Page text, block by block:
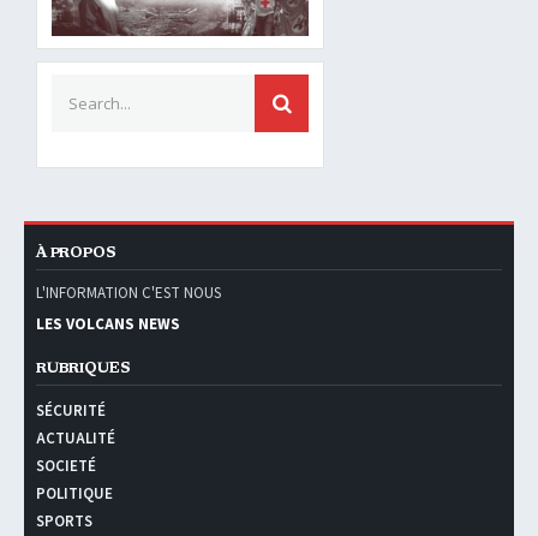
À PROPOS
L'INFORMATION C'EST NOUS
LES VOLCANS NEWS
RUBRIQUES
SÉCURITÉ
ACTUALITÉ
SOCIETÉ
POLITIQUE
SPORTS